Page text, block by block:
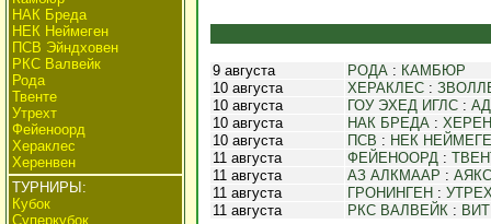
НАК Бреда
НЕК Неймеген
ПСВ Эйндховен
РКС Валвейк
Рода
Твенте
Утрехт
Фейеноорд
Хераклес
Херенвен
ТУРНИРЫ:
Кубок
Суперкубок
9 августа РОДА : КАМБЮР
10 августа
ХЕРАКЛЕС :
10 августа
ГОУ ЭХЕД ИГЛС :
10 августа
НАК БРЕДА :
10 августа
ПСВ : НЕК
11 августа
ФЕЙЕНООРД :
11 августа
АЗ АЛКМААР : АЯКС
11 августа
ГРОНИНГЕН :
11 августа
РКС ВАЛВЕЙК :